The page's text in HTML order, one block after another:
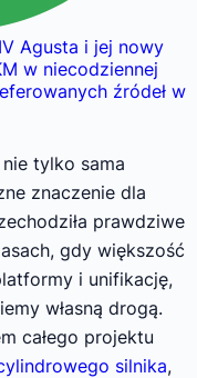
Agusta i jej nowy
w niecodziennej
źródeł w
tylko sama
znaczenie dla
prawdziwe
gdy większość
i unifikację,
własną drogą.
całego projektu
silnika,